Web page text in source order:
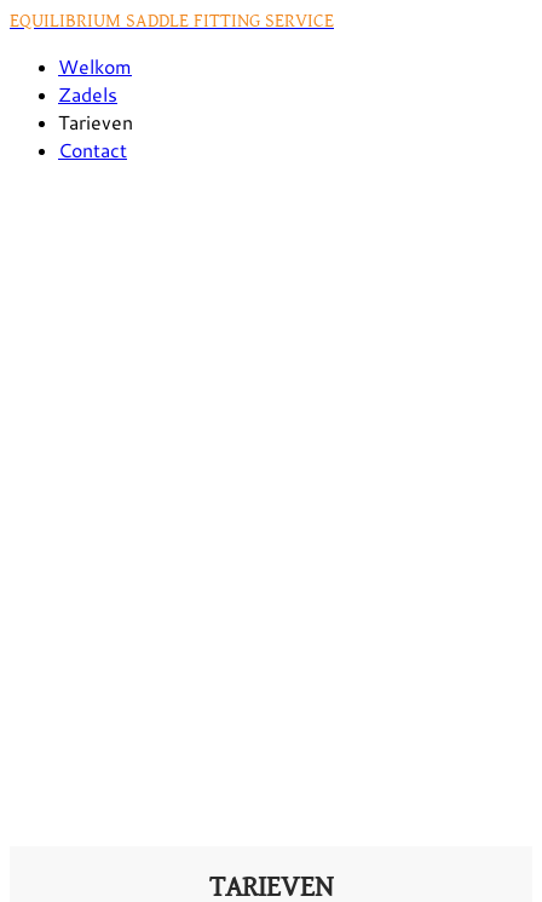
EQUILIBRIUM SADDLE FITTING SERVICE
Welkom
Zadels
Tarieven
Contact
TARIEVEN